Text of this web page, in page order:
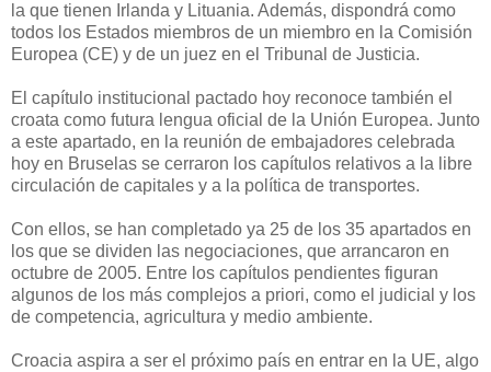
la que tienen Irlanda y Lituania. Además, dispondrá como
todos los Estados miembros de un miembro en la Comisión
Europea (CE) y de un juez en el Tribunal de Justicia.
El capítulo institucional pactado hoy reconoce también el
croata como futura lengua oficial de la Unión Europea. Junto
a este apartado, en la reunión de embajadores celebrada
hoy en Bruselas se cerraron los capítulos relativos a la libre
circulación de capitales y a la política de transportes.
Con ellos, se han completado ya 25 de los 35 apartados en
los que se dividen las negociaciones, que arrancaron en
octubre de 2005. Entre los capítulos pendientes figuran
algunos de los más complejos a priori, como el judicial y los
de competencia, agricultura y medio ambiente.
Croacia aspira a ser el próximo país en entrar en la UE, algo